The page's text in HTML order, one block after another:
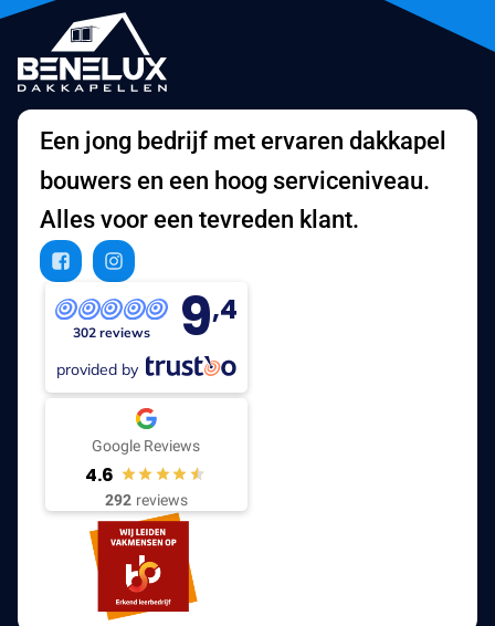
Een jong bedrijf met ervaren dakkapel
bouwers en een hoog serviceniveau.
Alles voor een tevreden klant.
302 reviews 9,4
provided by
Google Reviews
4.6
292 reviews